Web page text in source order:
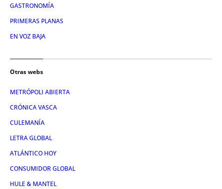
GASTRONOMÍA
PRIMERAS PLANAS
EN VOZ BAJA
Otras webs
METRÓPOLI ABIERTA
CRÓNICA VASCA
CULEMANÍA
LETRA GLOBAL
ATLÁNTICO HOY
CONSUMIDOR GLOBAL
HULE & MANTEL